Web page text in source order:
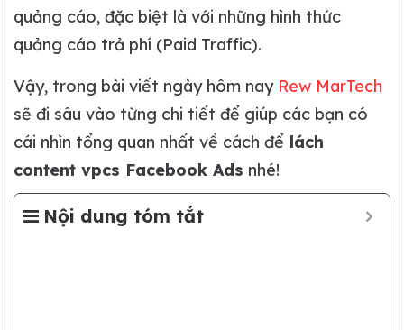
quảng cáo, đặc biệt là với những hình thức
quảng cáo trả phí (Paid Traffic).
Vậy, trong bài viết ngày hôm nay Rew MarTech
sẽ đi sâu vào từng chi tiết để giúp các bạn có
cái nhìn tổng quan nhất về cách để lách
content vpcs Facebook Ads nhé!
Nội dung tóm tắt